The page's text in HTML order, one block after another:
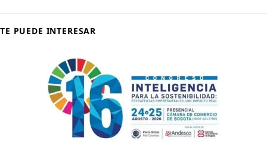
TE PUEDE INTERESAR